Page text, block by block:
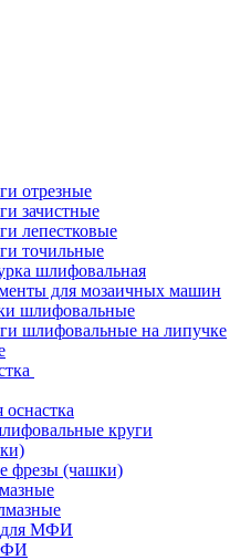
отрезные
зачистные
лепестковые
точильные
шлифовальная
для мозаичных машин
шлифовальные
шлифовальные на липучке
круги
фрезы (чашки)
для МФИ